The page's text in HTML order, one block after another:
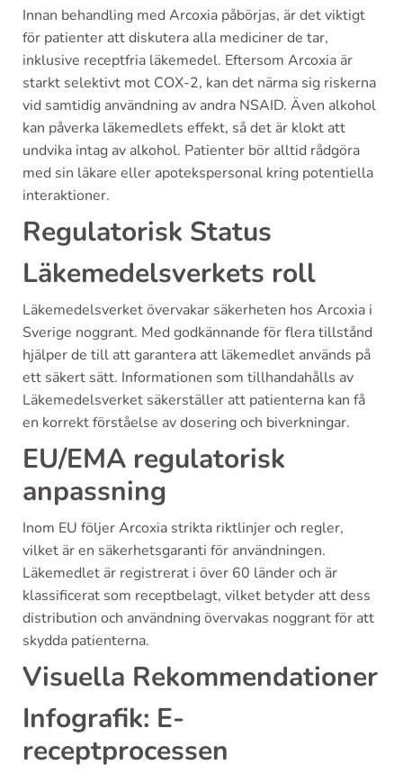
Innan behandling med Arcoxia påbörjas, är det viktigt
för patienter att diskutera alla mediciner de tar,
inklusive receptfria läkemedel. Eftersom Arcoxia är
starkt selektivt mot COX-2, kan det närma sig riskerna
vid samtidig användning av andra NSAID. Även alkohol
kan påverka läkemedlets effekt, så det är klokt att
undvika intag av alkohol. Patienter bör alltid rådgöra
med sin läkare eller apotekspersonal kring potentiella
interaktioner.
Regulatorisk Status
Läkemedelsverkets roll
Läkemedelsverket övervakar säkerheten hos Arcoxia i
Sverige noggrant. Med godkännande för flera tillstånd
hjälper de till att garantera att läkemedlet används på
ett säkert sätt. Informationen som tillhandahålls av
Läkemedelsverket säkerställer att patienterna kan få
en korrekt förståelse av dosering och biverkningar.
EU/EMA regulatorisk
anpassning
Inom EU följer Arcoxia strikta riktlinjer och regler,
vilket är en säkerhetsgaranti för användningen.
Läkemedlet är registrerat i över 60 länder och är
klassificerat som receptbelagt, vilket betyder att dess
distribution och användning övervakas noggrant för att
skydda patienterna.
Visuella Rekommendationer
Infografik: E-
receptprocessen